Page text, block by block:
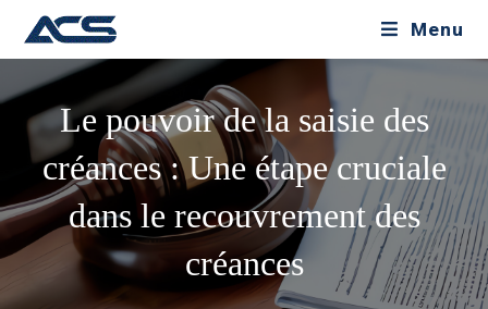
Menu
Le pouvoir de la saisie des
créances : Une étape cruciale
dans le recouvrement des
créances